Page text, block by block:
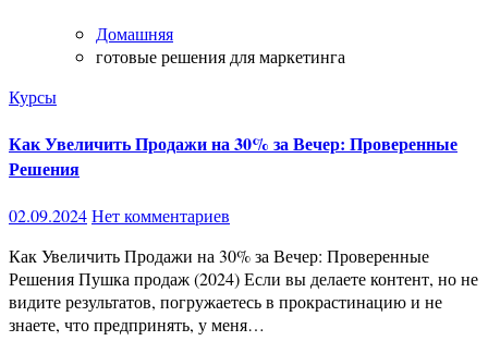
Домашняя
готовые решения для маркетинга
Курсы
Как Увеличить Продажи на 30% за Вечер: Проверенные
Решения
02.09.2024Нет комментариев
Как Увеличить Продажи на 30% за Вечер: Проверенные
Решения Пушка продаж (2024) Если вы делаете контент, но не
видите результатов, погружаетесь в прокрастинацию и не
знаете, что предпринять, у меня…